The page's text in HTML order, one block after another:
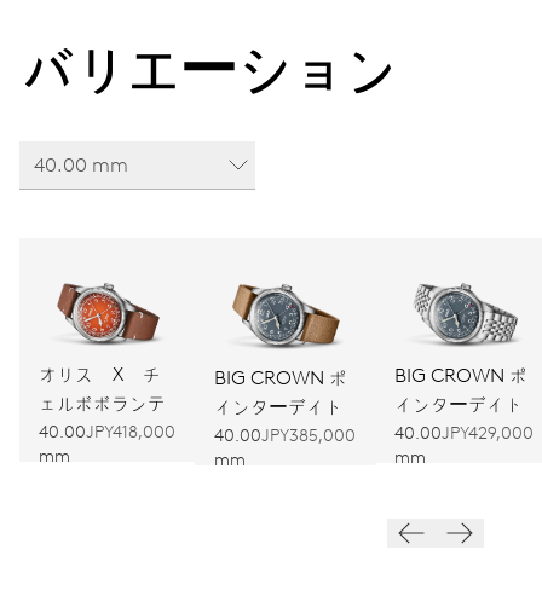
バリエーション
40.00 mm
オリス X チ
ェルボボランテ
40.00
mm
JPY418,000
BIG CROWN ポ
インターデイト
40.00
mm
JPY385,000
BIG CROWN ポ
インターデイト
40.00
mm
JPY429,000